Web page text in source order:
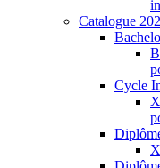
Catalogue
Cycle